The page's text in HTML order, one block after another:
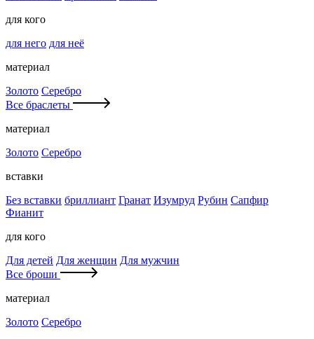
для кого
для него для неё
материал
Золото Серебро
Все браслеты
материал
Золото Серебро
вставки
Без вставки бриллиант Гранат Изумруд Рубин Сапфир
Фианит
для кого
Для детей Для женщин Для мужчин
Все броши
материал
Золото Серебро